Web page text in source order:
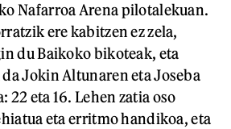
Nafarroa Arena pilotalekuan.
ere kabitzen ez zela,
du Baikoko bikoteak, eta
Jokin Altunaren eta Joseba
22 eta 16. Lehen zatia oso
eta erritmo handikoa, eta